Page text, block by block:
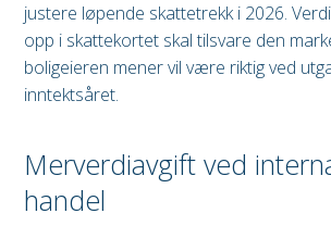
justere løpende skattetrekk i 2026.
opp i skattekortet skal tilsvare den
boligeieren mener vil være riktig ved
inntektsåret.
Merverdiavgift ved
handel